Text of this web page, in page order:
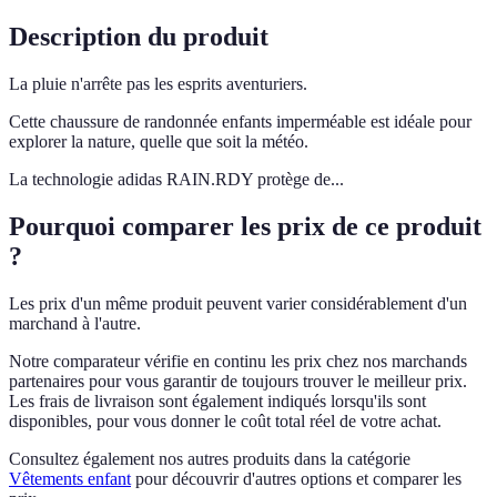
Description du produit
La pluie n'arrête pas les esprits aventuriers.
Cette chaussure de randonnée enfants imperméable est idéale pour
explorer la nature, quelle que soit la météo.
La technologie adidas RAIN.RDY protège de...
Pourquoi comparer les prix de ce produit
?
Les prix d'un même produit peuvent varier considérablement d'un
marchand à l'autre.
Notre comparateur vérifie en continu les prix chez nos marchands
partenaires pour vous garantir de toujours trouver le meilleur prix.
Les frais de livraison sont également indiqués lorsqu'ils sont
disponibles, pour vous donner le coût total réel de votre achat.
Consultez également nos autres produits dans la catégorie
Vêtements enfant pour découvrir d'autres options et comparer les